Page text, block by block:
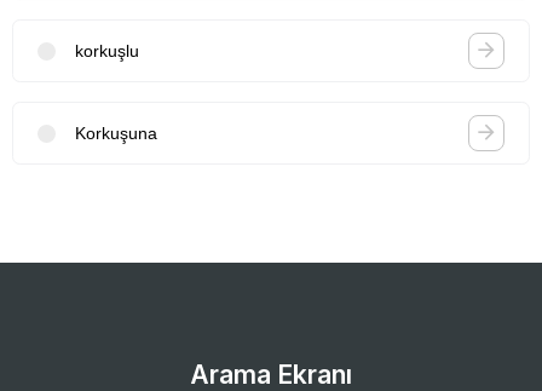
korkuşlu
Korkuşuna
Arama Ekranı